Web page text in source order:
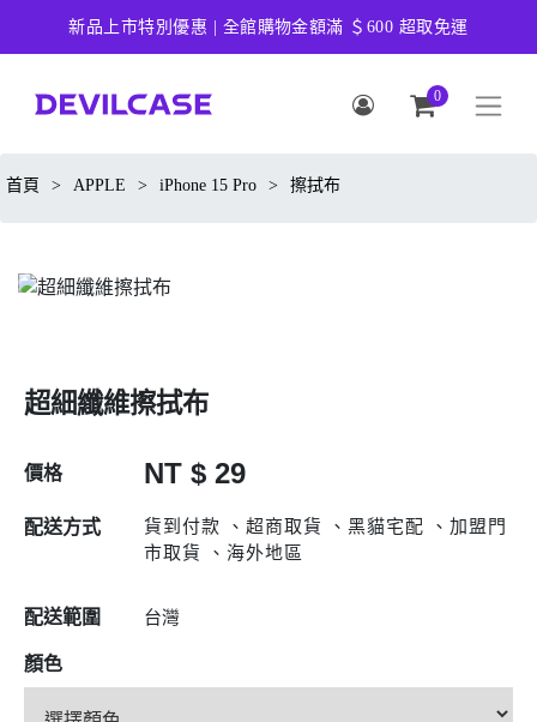
新品上市特別優惠 | 全館購物金額滿 ＄600 超取免運
0
首頁 > APPLE > iPhone 15 Pro > 擦拭布
超細纖維擦拭布
價格 NT $ 29
配送方式
貨到付款 、超商取貨 、黑貓宅配 、加盟門
市取貨 、海外地區
配送範圍 台灣
顏色